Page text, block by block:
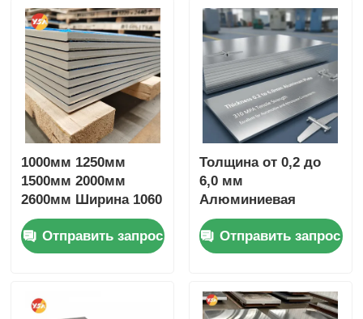
1000мм 1250мм
1500мм 2000мм
2600мм Ширина 1060
1100 3003 3004
Алюминиевая
сплавная плита на
Антиржавательный
Отправить запрос
Толщина от 0,2 до
6,0 мм
Алюминиевая
плита,
обеспечивающая
прочность на тягу
подходит для
автомобильных и
Отправить запрос